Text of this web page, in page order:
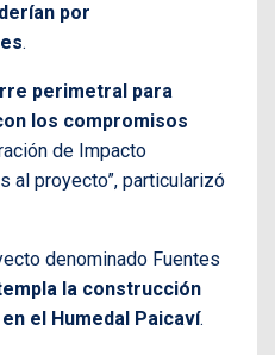
por
.
perimetral para
los compromisos
de Impacto
al proyecto”, particularizó
denominado Fuentes
la construcción
el Humedal Paicaví.